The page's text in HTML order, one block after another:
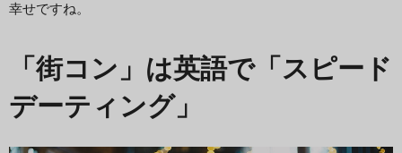
幸せですね。
「街コン」は英語で「スピード
デーティング」